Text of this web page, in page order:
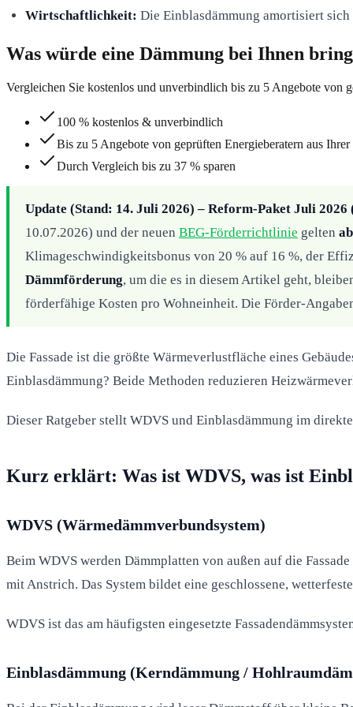
Wirtschaftlichkeit: Die Einblasdämmung amortisiert
Was würde eine Dämmung bei Ihnen
Vergleichen Sie kostenlos und unverbindlich bis zu 5 Angebote von
100 % kostenlos & unverbindlich
Bis zu 5 Angebote von geprüften Energieberatern aus
Durch Vergleich bis zu 37 % sparen
Update (Stand: 14. Juli 2026) – Reform-Paket Juli
10.07.2026) und der neuen BEG-Förderrichtlinie gelten
Klimageschwindigkeitsbonus von 20 % auf 16 %, der
Dämmförderung, um die es in diesem Artikel geht,
förderfähige Kosten pro Wohneinheit. Die Förder-
Die Fassade ist die größte Wärmeverlustfläche eines
Einblasdämmung? Beide Methoden reduzieren
Dieser Ratgeber stellt WDVS und Einblasdämmung im
Kurz erklärt: Was ist WDVS, was ist
WDVS (Wärmedämmverbundsystem)
Beim WDVS werden Dämmplatten von außen auf die
mit Anstrich. Das System bildet eine geschlossene,
WDVS ist das am häufigsten eingesetzte
Einblasdämmung (Kerndämmung /